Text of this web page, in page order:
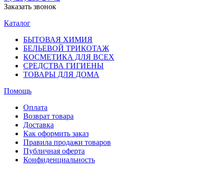
Заказать звонок
Каталог
БЫТОВАЯ ХИМИЯ
БЕЛЬЕВОЙ ТРИКОТАЖ
КОСМЕТИКА ДЛЯ ВСЕХ
СРЕДСТВА ГИГИЕНЫ
ТОВАРЫ ДЛЯ ДОМА
Помощь
Оплата
Возврат товара
Доставка
Как оформить заказ
Правила продажи товаров
Публичная оферта
Конфиденциальность